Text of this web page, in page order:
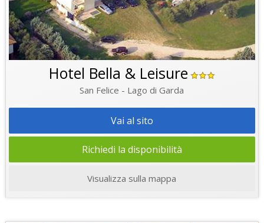
Hotel Bella & Leisure
San Felice - Lago di Garda
Vai al sito
Richiedi la disponibilità
Visualizza sulla mappa